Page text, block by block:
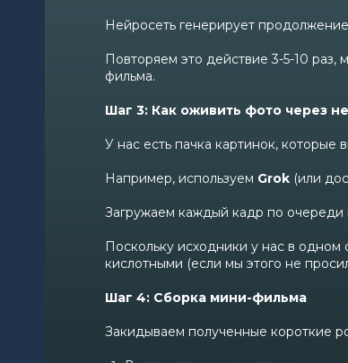
Нейросеть генерирует
Повторяем это действие 3-5-10 раз,
фильма.
Шаг 3: Как оживить фото через
У нас есть пачка картинок, которые
Например, используем Grok (или
Загружаем каждый кадр по очереди
Поскольку исходники у нас в одном
кислотными (если мы этого не
Шаг 4: Сборка мини-фильма
Закидываем полученные короткие